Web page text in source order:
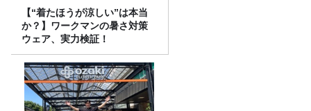
【“着たほうが涼しい”は本当
か？】ワークマンの暑さ対策
ウェア、実力検証！